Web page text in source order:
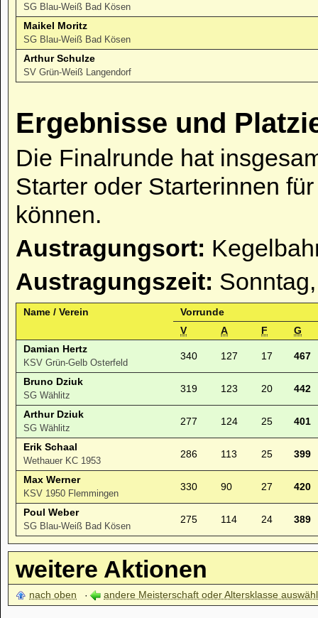
SG Blau-Weiß Bad Kösen
Maikel Moritz
SG Blau-Weiß Bad Kösen
Arthur Schulze
SV Grün-Weiß Langendorf
Ergebnisse und
Die Finalrunde hat
Starter oder Starterinnen
können.
Austragungsort:
Austragungszeit:
Name / Verein
Vorrunde
V
A F
G
Damian Hertz
KSV Grün-Gelb Osterfeld
340 127 17 467
Bruno Dziuk
SG Wählitz
319 123 20 442
Arthur Dziuk
SG Wählitz
277 124 25 401
Erik Schaal
Wethauer KC 1953
286 113 25 399
Max Werner
KSV 1950 Flemmingen
330 90 27 420
Poul Weber
SG Blau-Weiß Bad Kösen
275 114 24 389
weitere Aktionen
nach oben andere Meisterschaft oder Altersklasse